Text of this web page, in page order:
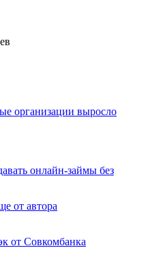
организации выросло
онлайн-займы без
от автора
от Совкомбанка